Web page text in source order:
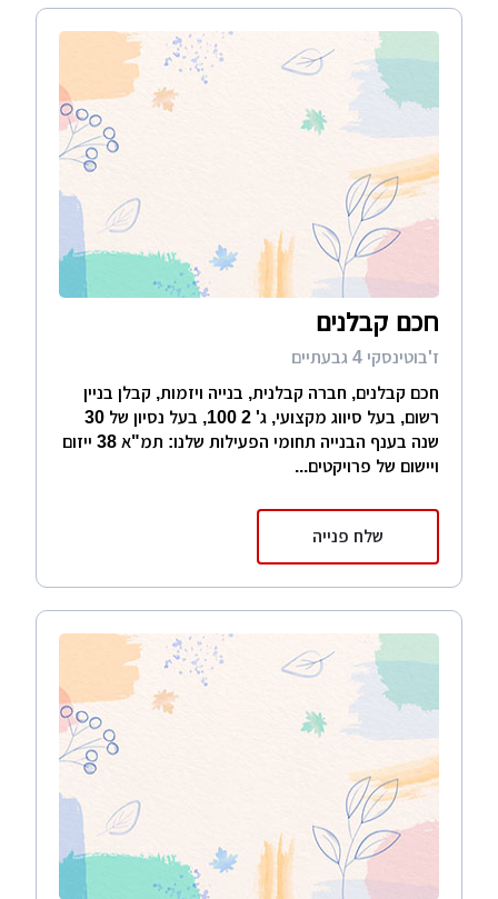
חכם קבלנים
ז'בוטינסקי 4 גבעתיים
חכם קבלנים, חברה קבלנית, בנייה ויזמות, קבלן בניין
רשום, בעל סיווג מקצועי, ג' 2 100, בעל נסיון של 30
שנה בענף הבנייה תחומי הפעילות שלנו: תמ"א 38 ייזום
ויישום של פרויקטים...
שלח פנייה